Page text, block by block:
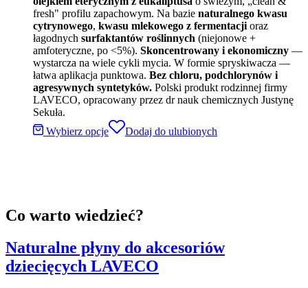
fresh" profilu zapachowym. Na bazie naturalnego kwasu
cytrynowego, kwasu mlekowego z fermentacji oraz
łagodnych surfaktantów roślinnych (niejonowe +
amfoteryczne, po <5%). Skoncentrowany i ekonomiczny —
wystarcza na wiele cykli mycia. W formie spryskiwacza —
łatwa aplikacja punktowa. Bez chloru, podchlorynów i
agresywnych syntetyków. Polski produkt rodzinnej firmy
LAVECO, opracowany przez dr nauk chemicznych Justynę
Sekuła.
Wybierz opcje
Dodaj do ulubionych
Co warto wiedzieć?
Naturalne płyny do akcesoriów
dziecięcych LAVECO